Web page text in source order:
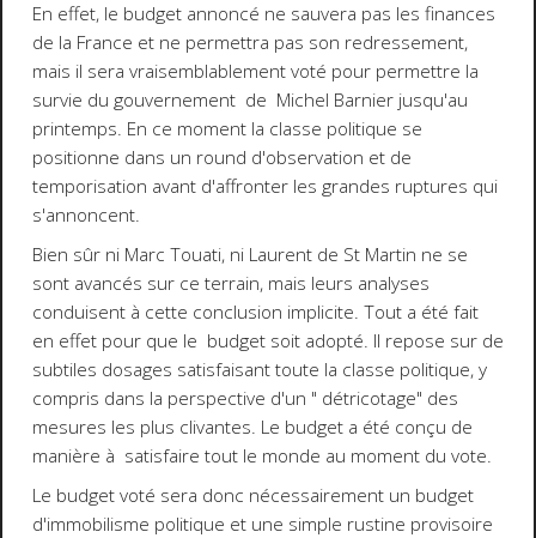
En effet, le budget annoncé ne sauvera pas les finances
de la France et ne permettra pas son redressement,
mais il sera vraisemblablement voté pour permettre la
survie du gouvernement de Michel Barnier jusqu'au
printemps. En ce moment la classe politique se
positionne dans un round d'observation et de
temporisation avant d'affronter les grandes ruptures qui
s'annoncent.
Bien sûr ni Marc Touati, ni Laurent de St Martin ne se
sont avancés sur ce terrain, mais leurs analyses
conduisent à cette conclusion implicite. Tout a été fait
en effet pour que le budget soit adopté. Il repose sur de
subtiles dosages satisfaisant toute la classe politique, y
compris dans la perspective d'un " détricotage" des
mesures les plus clivantes. Le budget a été conçu de
manière à satisfaire tout le monde au moment du vote.
Le budget voté sera donc nécessairement un budget
d'immobilisme politique et une simple rustine provisoire